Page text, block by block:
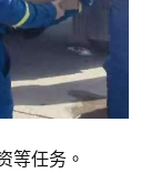
等任务。